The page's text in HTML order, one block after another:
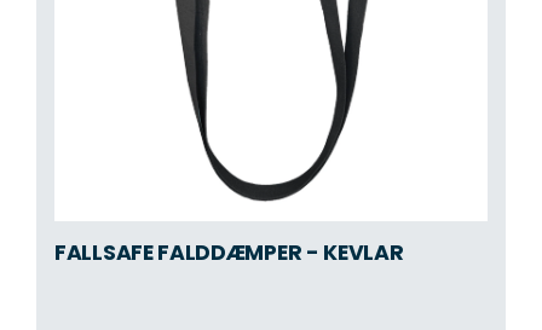
FALLSAFE FALDDÆMPER - KEVLAR